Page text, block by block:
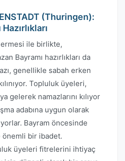
(Thuringen):
ermesi ile birlikte,
Bayramı hazırlıkları da
genellikle sabah erken
Topluluk üyeleri,
gelerek namazlarını kılıyor
adabına uygun olarak
Bayram öncesinde
bir ibadet.
üyeleri fitrelerini ihtiyaç